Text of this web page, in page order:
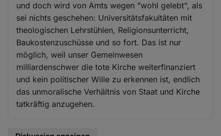
und doch wird von Amts wegen "wohl gelebt", als
sei nichts geschehen: Universitätsfakultäten mit
theologischen Lehrstühlen, Religionsunterricht,
Baukostenzuschüsse und so fort. Das ist nur
möglich, weil unser Gemeinwesen
milliardenschwer die tote Kirche weiterfinanziert
und kein politischer Wille zu erkennen ist, endlich
das unmoralische Verhältnis von Staat und Kirche
tatkräftig anzugehen.